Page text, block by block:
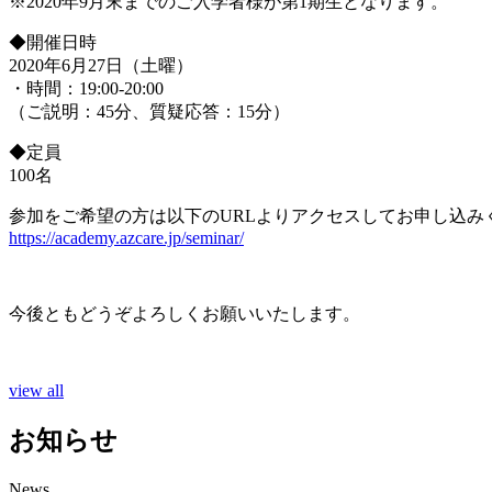
◆開催日時
2020年6月27日（土曜）
・時間：19:00-20:00
（ご説明：45分、質疑応答：15分）
◆定員
100名
参加をご希望の方は以下のURLよりアクセスしてお申し込み
https://academy.azcare.jp/seminar/
今後ともどうぞよろしくお願いいたします。
view all
お知らせ